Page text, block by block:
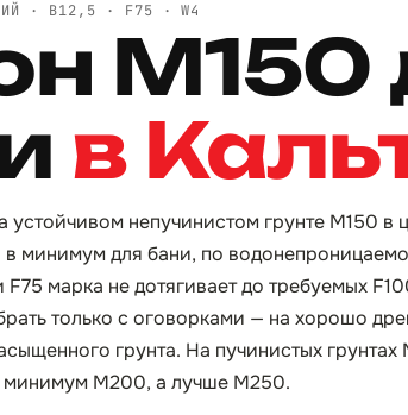
· B12,5 · F75 · W4
М150
в
устойчивом непучинистом грунте М150 в
в минимум для бани, по
марка не дотягивает до требуемых
только с оговорками — на хорошо
грунта. На пучинистых грунтах
минимум М200, а лучше М250.